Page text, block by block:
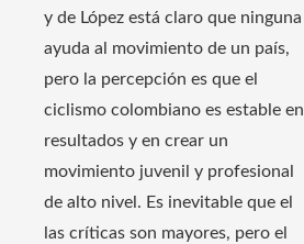
y de López está claro que ninguna
ayuda al movimiento de un país,
pero la percepción es que el
ciclismo colombiano es estable en
resultados y en crear un
movimiento juvenil y profesional
de alto nivel. Es inevitable que el
las críticas son mayores, pero el